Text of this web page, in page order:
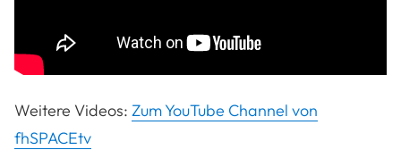
Weitere Videos: Zum YouTube Channel von
fhSPACEtv